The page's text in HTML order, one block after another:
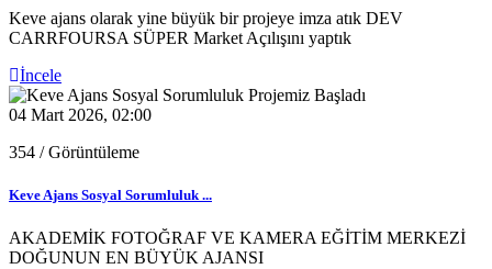
Keve ajans olarak yine büyük bir projeye imza atık DEV
CARRFOURSA SÜPER Market Açılışını yaptık
İncele
04 Mart 2026, 02:00
354 / Görüntüleme
Keve Ajans Sosyal Sorumluluk ...
AKADEMİK FOTOĞRAF VE KAMERA EĞİTİM MERKEZİ
DOĞUNUN EN BÜYÜK AJANSI